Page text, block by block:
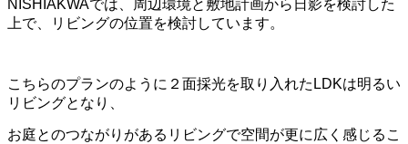
NISHIAKWAでは、周辺環境と敷地計画から日影を検討した
上で、リビングの位置を検討しています。
こちらのプランのように２面採光を取り入れたLDKは明るい
リビングとなり、
お庭とのつながりがあるリビングで空間が更に広く感じるこ